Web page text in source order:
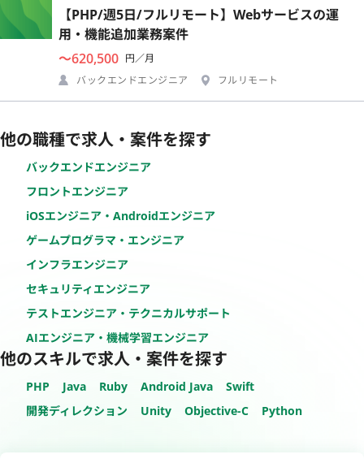
【PHP/週5日/フルリモート】Webサービスの運
用・機能追加業務案件
〜620,500 円／月
バックエンドエンジニア
フルリモート
他の職種で求人・案件を探す
バックエンドエンジニア
フロントエンジニア
iOSエンジニア・Androidエンジニア
ゲームプログラマ・エンジニア
インフラエンジニア
セキュリティエンジニア
テストエンジニア・テクニカルサポート
AIエンジニア・機械学習エンジニア
他のスキルで求人・案件を探す
PHP Java Ruby Android Java
Swift
開発ディレクション
Unity Objective-C Python